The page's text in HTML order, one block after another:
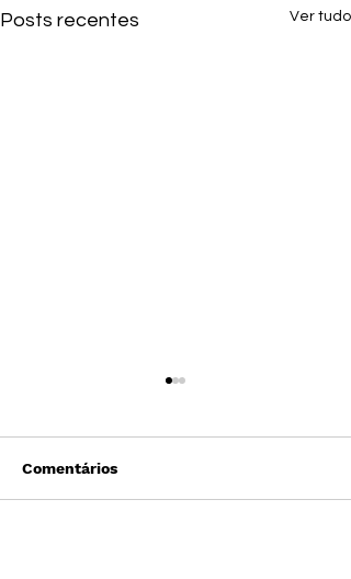
Posts recentes Ver tudo
Comentários